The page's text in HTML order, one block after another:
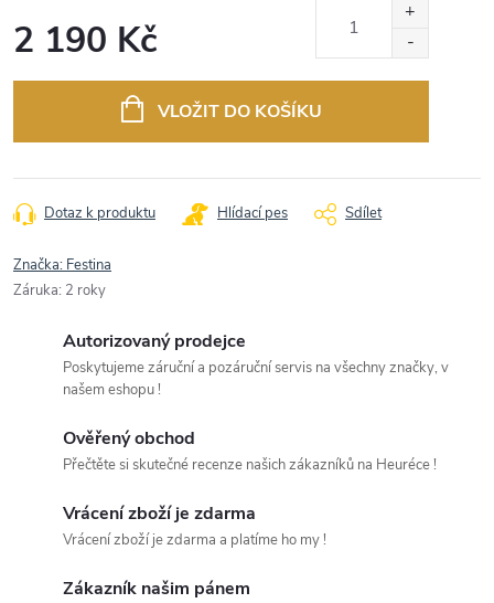
2 190 Kč
VLOŽIT DO KOŠÍKU
Dotaz k produktu Hlídací pes Sdílet
Značka: Festina
Záruka: 2 roky
Autorizovaný prodejce
Poskytujeme záruční a pozáruční servis na všechny značky, v
našem eshopu !
Ověřený obchod
Přečtěte si skutečné recenze našich zákazníků na Heuréce !
Vrácení zboží je zdarma
Vrácení zboží je zdarma a platíme ho my !
Zákazník našim pánem